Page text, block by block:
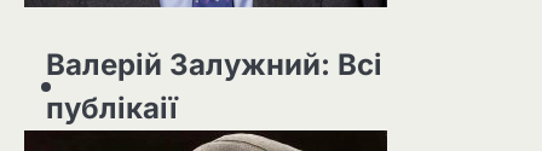
Валерій Залужний: Всі
публікаії